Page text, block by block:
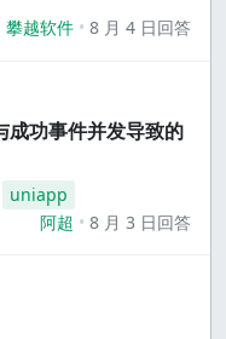
攀越软件 8 月 4 日回答
成功事件并发导致的
uniapp
阿超
8 月 3 日回答